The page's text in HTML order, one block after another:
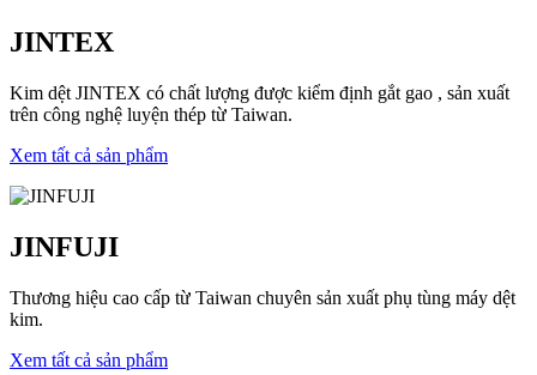
JINTEX
Kim dệt JINTEX có chất lượng được kiểm định gắt gao , sản xuất
trên công nghệ luyện thép từ Taiwan.
Xem tất cả sản phẩm
JINFUJI
Thương hiệu cao cấp từ Taiwan chuyên sản xuất phụ tùng máy dệt
kim.
Xem tất cả sản phẩm